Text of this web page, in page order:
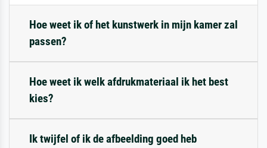
Hoe weet ik of het kunstwerk in mijn kamer zal
passen?
Hoe weet ik welk afdrukmateriaal ik het best
kies?
Ik twijfel of ik de afbeelding goed heb